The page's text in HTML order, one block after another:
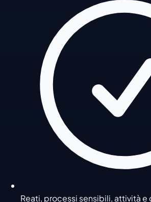
Reati, processi sensibili, attività e